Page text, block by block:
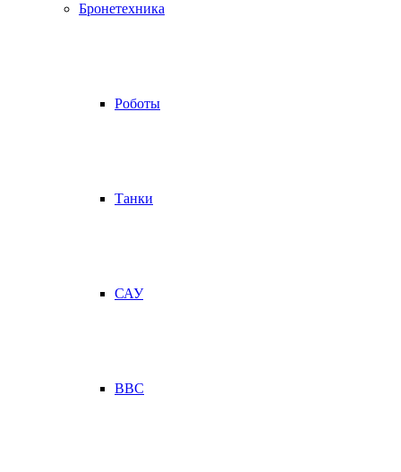
Бронетехника
Роботы
Танки
САУ
ВВС